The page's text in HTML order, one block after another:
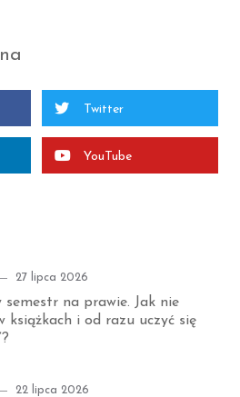
Twitter
YouTube
Posted
27 lipca 2026
semestr na prawie. Jak nie
książkach i od razu uczyć się
Posted
22 lipca 2026